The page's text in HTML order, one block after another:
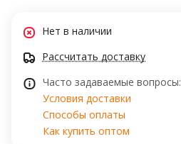
Нет в наличии
Рассчитать доставку
Часто задаваемые вопросы:
Условия доставки
Способы оплаты
Как купить оптом